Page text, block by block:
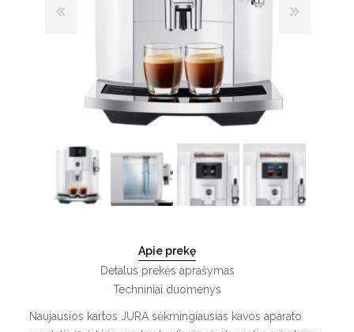
Apie prekę
Detalus prekės aprašymas
Techniniai duomenys
Naujausios kartos JURA sėkmingiausias kavos aparato